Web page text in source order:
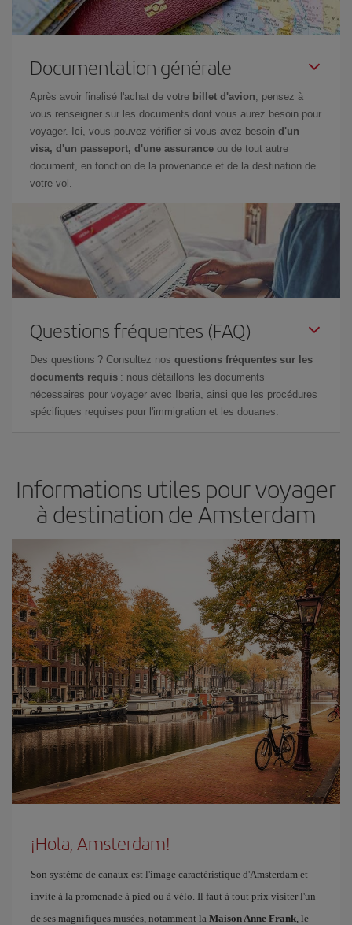
Documentation générale
Après avoir finalisé l'achat de votre billet d'avion, pensez à
vous renseigner sur les documents dont vous aurez besoin pour
voyager. Ici, vous pouvez vérifier si vous avez besoin d'un
visa, d'un passeport, d'une assurance ou de tout autre
document, en fonction de la provenance et de la destination de
votre vol.
Questions fréquentes (FAQ)
Des questions ? Consultez nos questions fréquentes sur les
documents requis : nous détaillons les documents
nécessaires pour voyager avec Iberia, ainsi que les procédures
spécifiques requises pour l'immigration et les douanes.
Informations utiles pour voyager
à destination de Amsterdam
¡Hola, Amsterdam!
Son système de canaux est l'image caractéristique d'Amsterdam et
invite à la promenade à pied ou à vélo. Il faut à tout prix visiter l'un
de ses magnifiques musées, notamment la Maison Anne Frank, le